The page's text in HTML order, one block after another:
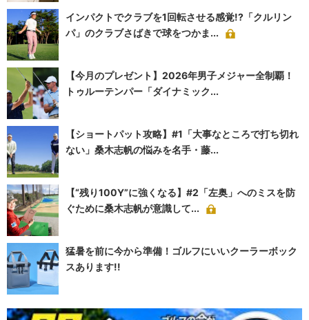
インパクトでクラブを1回転させる感覚!?「クルリン
パ」のクラブさばきで球をつかま...
【今月のプレゼント】2026年男子メジャー全制覇！
トゥルーテンパー「ダイナミック...
【ショートパット攻略】#1「大事なところで打ち切れ
ない」桑木志帆の悩みを名手・藤...
【“残り100Y”に強くなる】#2「左奥」へのミスを防
ぐために桑木志帆が意識して...
猛暑を前に今から準備！ゴルフにいいクーラーボック
スあります!!